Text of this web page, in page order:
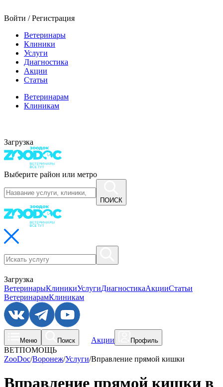
Войти / Регистрация
Ветеринары
Клиники
Услуги
Диагностика
Акции
Статьи
Ветеринарам
Клиникам
Загрузка
Выберите район или метро
ПОИСК
Загрузка
ВетеринарыКлиникиУслугиДиагностикаАкцииСтатьи
ВетеринарамКлиникам
Меню Поиск Акции Профиль
ВЕТПОМОЩЬ
ZooDoc/Воронеж/Услуги/Вправление прямой кишки
Вправление прямой кишки в